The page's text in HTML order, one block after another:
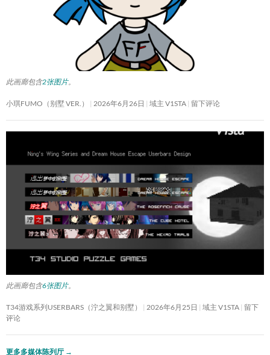
此画廊包含2张图片。
小琪FUMO（别墅 VER.） 2026年6月26日 域主 V1STA 留下评论
此画廊包含6张图片。
T34游戏系列USERBARS（泞之翼和别墅） 2026年6月25日 域主 V1STA 留下
评论
更多多媒体陈列厅 →